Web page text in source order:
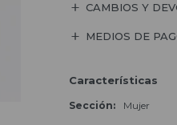
CAMBIOS Y
MEDIOS DE
Características
Sección Mujer